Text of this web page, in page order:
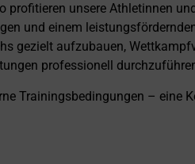
profitieren unsere Athletinnen
und einem
gezielt aufzubauen,
professionell
Trainingsbedingungen – eine